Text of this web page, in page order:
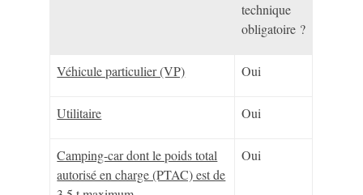
technique
obligatoire ?
Véhicule particulier (VP) Oui
Utilitaire Oui
Camping-car dont le poids total
autorisé en charge (PTAC) est de
Oui